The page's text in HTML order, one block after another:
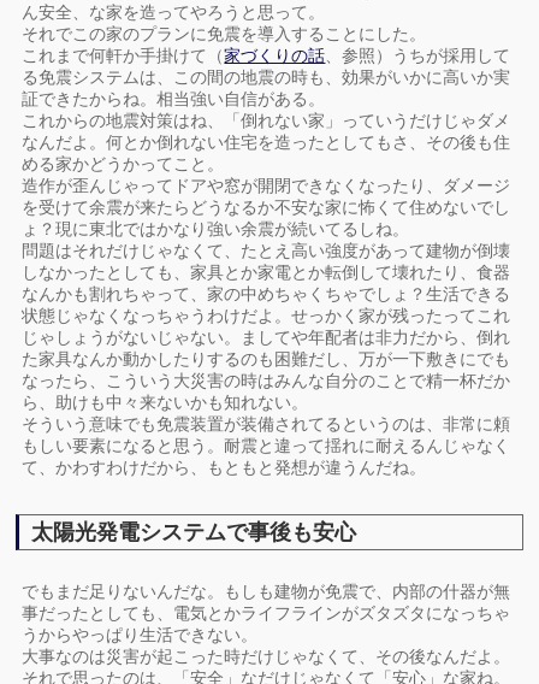
ん安全、な家を造ってやろうと思って。
それでこの家のプランに免震を導入することにした。
これまで何軒か手掛けて（家づくりの話、参照）うちが採用して
る免震システムは、この間の地震の時も、効果がいかに高いか実
証できたからね。相当強い自信がある。
これからの地震対策はね、「倒れない家」っていうだけじゃダメ
なんだよ。何とか倒れない住宅を造ったとしてもさ、その後も住
める家かどうかってこと。
造作が歪んじゃってドアや窓が開閉できなくなったり、ダメージ
を受けて余震が来たらどうなるか不安な家に怖くて住めないでし
ょ？現に東北ではかなり強い余震が続いてるしね。
問題はそれだけじゃなくて、たとえ高い強度があって建物が倒壊
しなかったとしても、家具とか家電とか転倒して壊れたり、食器
なんかも割れちゃって、家の中めちゃくちゃでしょ？生活できる
状態じゃなくなっちゃうわけだよ。せっかく家が残ったってこれ
じゃしょうがないじゃない。ましてや年配者は非力だから、倒れ
た家具なんか動かしたりするのも困難だし、万が一下敷きにでも
なったら、こういう大災害の時はみんな自分のことで精一杯だか
ら、助けも中々来ないかも知れない。
そういう意味でも免震装置が装備されてるというのは、非常に頼
もしい要素になると思う。耐震と違って揺れに耐えるんじゃなく
て、かわすわけだから、もともと発想が違うんだね。
太陽光発電システムで事後も安心
でもまだ足りないんだな。もしも建物が免震で、内部の什器が無
事だったとしても、電気とかライフラインがズタズタになっちゃ
うからやっぱり生活できない。
大事なのは災害が起こった時だけじゃなくて、その後なんだよ。
それで思ったのは、「安全」なだけじゃなくて「安心」な家ね。